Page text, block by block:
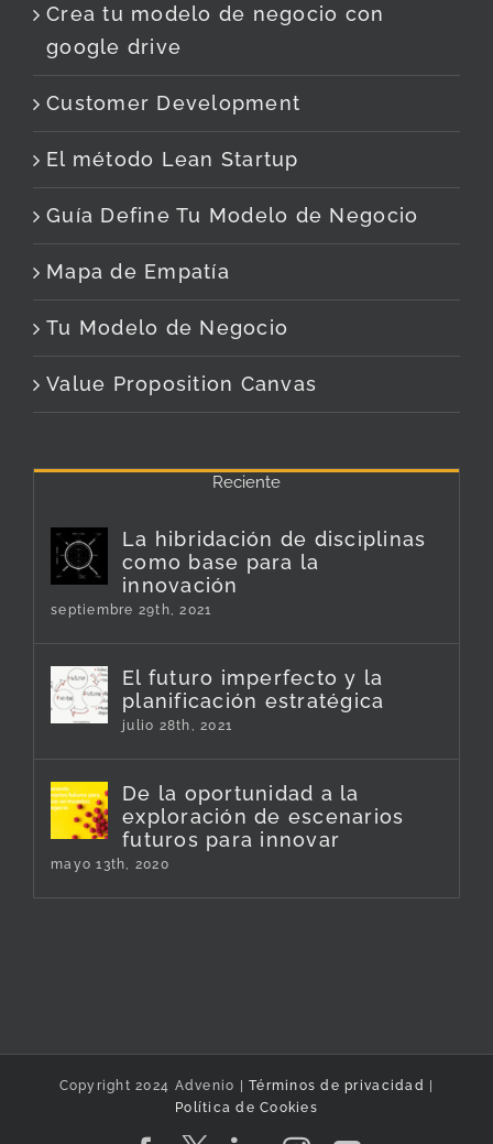
Crea tu modelo de negocio con
google drive
Customer Development
El método Lean Startup
Guía Define Tu Modelo de Negocio
Mapa de Empatía
Tu Modelo de Negocio
Value Proposition Canvas
Reciente
La hibridación de disciplinas
como base para la
innovación
septiembre 29th, 2021
El futuro imperfecto y la
planificación estratégica
julio 28th, 2021
De la oportunidad a la
exploración de escenarios
futuros para innovar
mayo 13th, 2020
Copyright 2024 Advenio | Términos de privacidad |
Política de Cookies